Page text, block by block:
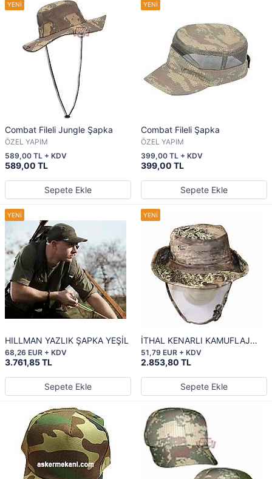
Combat Fileli Jungle Şapka
ÖZEL YAPIM
589,00 TL
589,00 TL + KDV
Sepete Ekle
Combat Fileli Şapka
ÖZEL YAPIM
399,00 TL
399,00 TL + KDV
Sepete Ekle
HILLMAN YAZLIK ŞAPKA YEŞİL
3.761,85 TL
68,26 EUR + KDV
Sepete Ekle
İTHAL KENARLI KAMUFLAJ
YAZLIK ŞAPKA
2.853,80 TL
51,79 EUR + KDV
Sepete Ekle